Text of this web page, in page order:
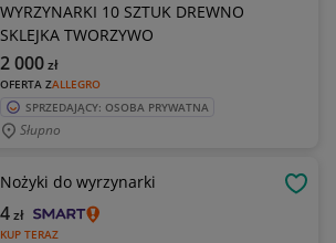
WYRZYNARKI 10 SZTUK DREWNO
SKLEJKA TWORZYWO
OFERTA ZALLEGRO
2 000zł
SPRZEDAJĄCY: OSOBA PRYWATNA
Słupno
Nożyki do wyrzynarki
KUP TERAZ
4zł